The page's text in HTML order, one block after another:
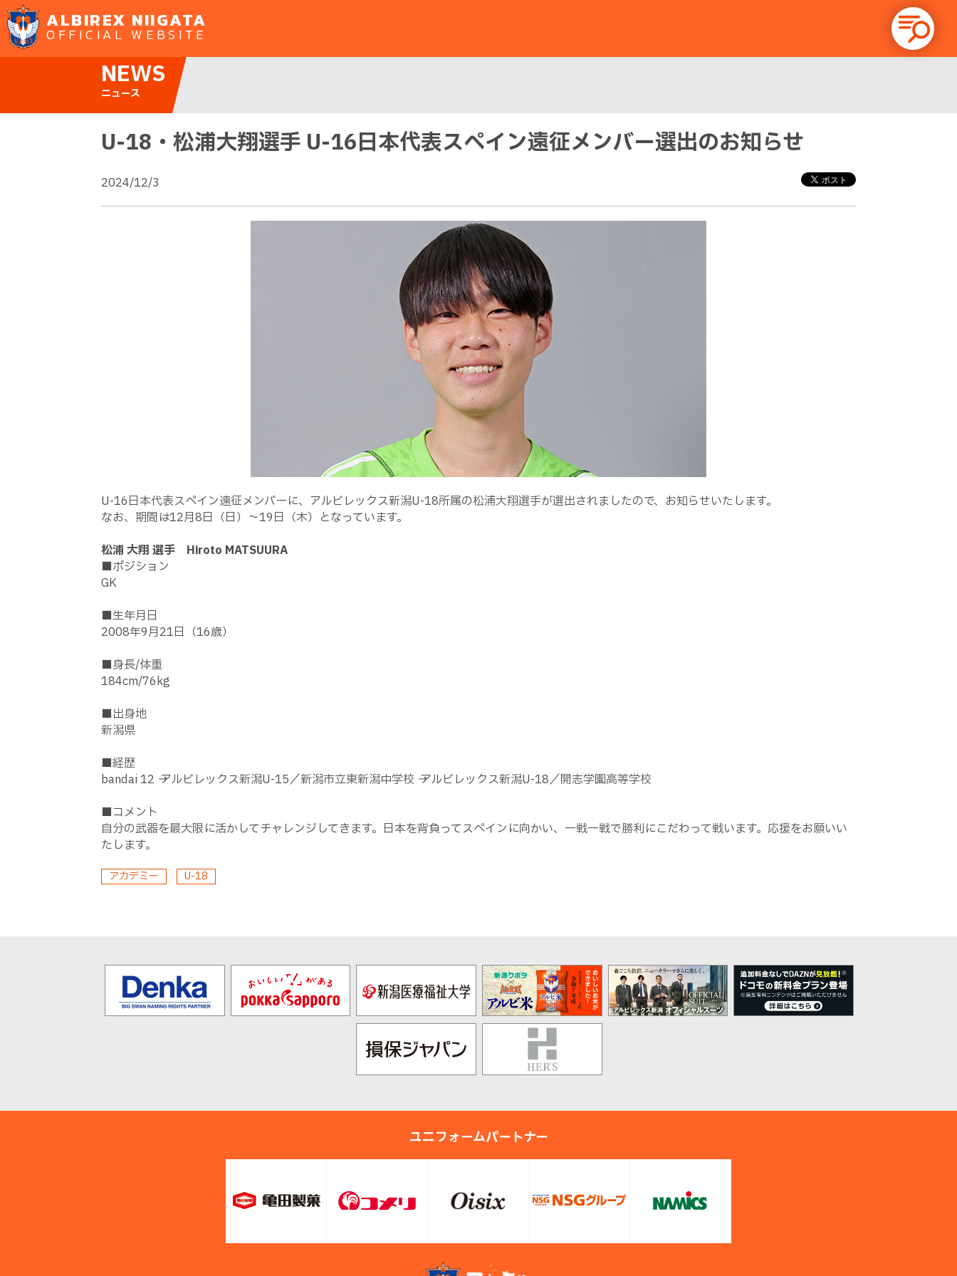
ALBIREX NIIGATA
OFFICIAL WEBSITE
NEWS
ニュース
U-18・松浦大翔選手 U-16日本代表スペイン遠征メンバー選出のお知らせ
2024/12/3
U-16日本代表スペイン遠征メンバーに、アルビレックス新潟U-18所属の松浦大翔選手が選出されましたので、お知らせいたします。
なお、期間は12月8日（日）～19日（木）となっています。
松浦 大翔 選手 Hiroto MATSUURA
■ポジション
GK
■生年月日
2008年9月21日（16歳）
■身長/体重
184cm/76kg
■出身地
新潟県
■経歴
bandai 12 → アルビレックス新潟U-15／新潟市立東新潟中学校 → アルビレックス新潟U-18／開志学園高等学校
■コメント
自分の武器を最大限に活かしてチャレンジしてきます。日本を背負ってスペインに向かい、一戦一戦で勝利にこだわって戦います。応援をお願いい
たします。
アカデミー U-18
ユニフォームパートナー